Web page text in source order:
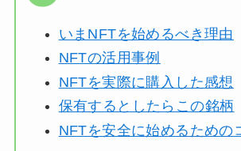
いまNFTを始めるべき理由
NFTの活用事例
NFTを実際に購入した感想
保有するとしたらこの銘柄
NFTを安全に始めるための